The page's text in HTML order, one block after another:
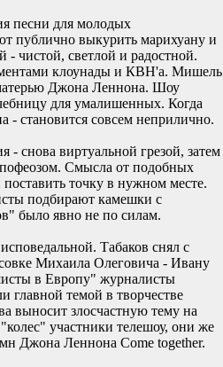
песни для молодых
публично выкурить марихуану и
- чистой, светлой и радостной.
клоунады и КВН'а. Мишель
Джона Леннона. Шоу
для умалишенных. Когда
становится совсем неприлично.
- снова виртуальной грезой, затем
Смысла от подобных
поставить точку в нужном месте.
подбирают камешки с
было явно не по силам.
Табаков снял с
Михаила Олеговича - Ивану
в Европу" журналисты
главной темой в творчестве
злосчастную тему на
участники телешоу, они же
Джона Леннона Come together.